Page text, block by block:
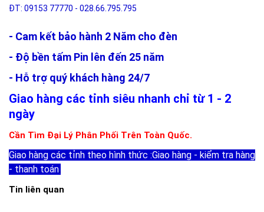
ĐT: 09153 77770 - 028.66.795.795
- Cam kết bảo hành 2 Năm cho đèn
- Độ bền tấm Pin lên đến 25 năm
- Hỗ trợ quý khách hàng 24/7
Giao hàng các tỉnh siêu nhanh chỉ từ 1 - 2
ngày
Cần Tìm Đại Lý Phân Phối Trên Toàn Quốc.
Giao hàng các tỉnh theo hình thức :Giao hàng - kiểm tra hàng
- thanh toán.
Tin liên quan